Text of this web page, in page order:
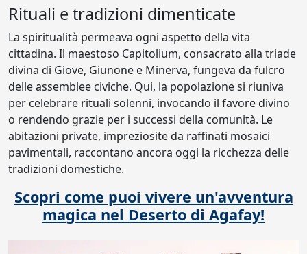
Rituali e tradizioni dimenticate
La spiritualità permeava ogni aspetto della vita
cittadina. Il maestoso Capitolium, consacrato alla triade
divina di Giove, Giunone e Minerva, fungeva da fulcro
delle assemblee civiche. Qui, la popolazione si riuniva
per celebrare rituali solenni, invocando il favore divino
o rendendo grazie per i successi della comunità. Le
abitazioni private, impreziosite da raffinati mosaici
pavimentali, raccontano ancora oggi la ricchezza delle
tradizioni domestiche.
Scopri come puoi vivere un'avventura
magica nel Deserto di Agafay!